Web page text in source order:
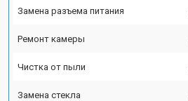
Замена разъема питания
Ремонт камеры
Чистка от пыли
Замена стекла